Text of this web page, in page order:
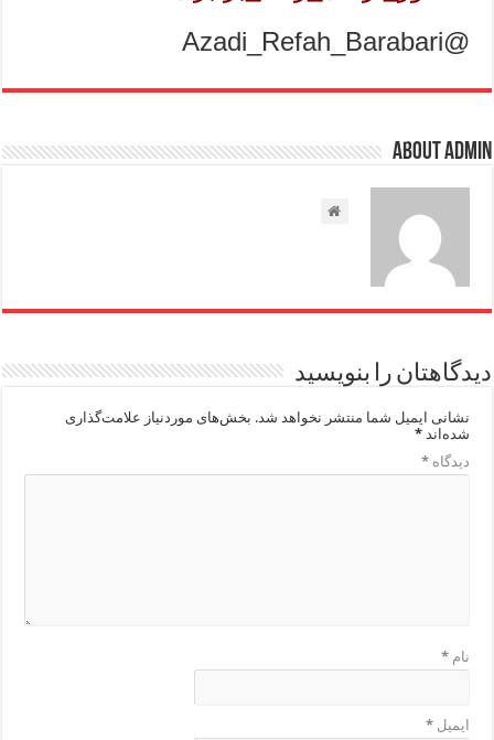
@Azadi_Refah_Barabari
About admin
دیدگاهتان را بنویسید
نشانی ایمیل شما منتشر نخواهد شد. بخش‌های موردنیاز علامت‌گذاری
شده‌اند*
دیدگاه*
نام*
ایمیل*